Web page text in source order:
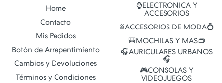
Home
Contacto
Mis Pedidos
Botón de Arrepentimiento
Cambios y Devoluciones
Términos y Condiciones
⌚ELECTRONICA Y
ACCESORIOS
⛓️ACCESORIOS DE MODA💍
🎒MOCHILAS Y MAS👝
🎧AURICULARES URBANOS
🎧
🎮CONSOLAS Y
VIDEOJUEGOS